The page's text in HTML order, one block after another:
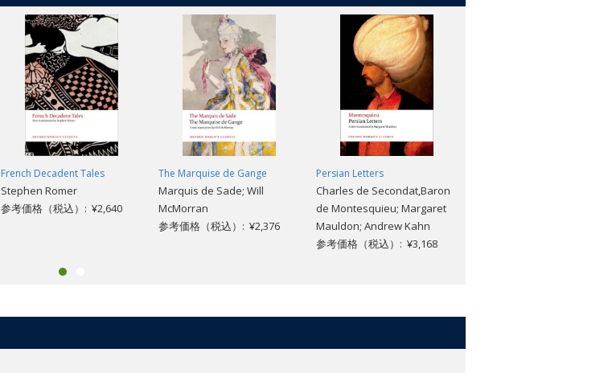
French Decadent Tales
Stephen Romer
参考価格（税込）: ¥2,640
The Marquise de Gange
Marquis de Sade; Will
McMorran
参考価格（税込）: ¥2,376
Persian Letters
Charles de Secondat,Baron
de Montesquieu; Margaret
Mauldon; Andrew Kahn
参考価格（税込）: ¥3,168